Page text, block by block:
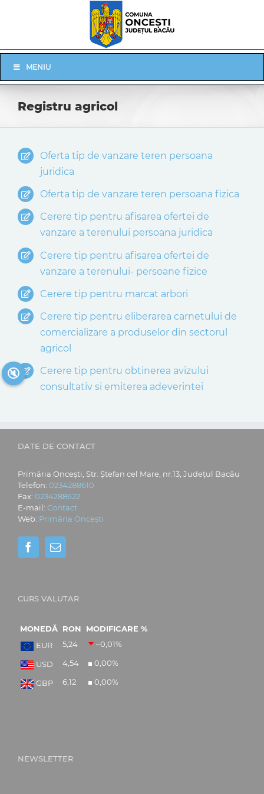
Navigation
MENIU
Registru agricol
Oferta tip de vanzare teren persoana
juridica
Oferta tip de vanzare teren persoana fizica
Cerere tip pentru afisarea ofertei de
vanzare a terenului persoana juridica
Cerere tip pentru afisarea ofertei de
vanzare a terenului- persoane fizice
Cerere tip pentru marcat arbori
Cerere tip pentru eliberarea carnetului de
comercializare a produselor din sectorul
agricol
Cerere tip pentru obtinerea avizului
consultativ si emiterea adeverintei
DATE DE CONTACT
Primăria Oncești, Str. Ștefan cel Mare, nr.13, Județul Bacău
Telefon: 0234288610
Fax: 0234288622
E-mail: Contact
Web: Primăria Oncești
CURS VALUTAR
MONEDĂ RON
MODIFICARE %
EUR
5,24 –0,01%
USD 4,54 0,00%
GBP 6,12 0,00%
NEWSLETTER
🔇